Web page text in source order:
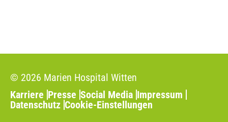
© 2026 Marien Hospital Witten
Karriere Presse Social Media Impressum
Datenschutz Cookie-Einstellungen